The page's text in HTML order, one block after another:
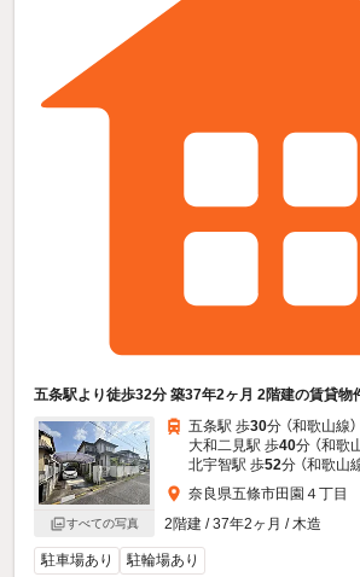
五条駅より徒歩32分 築37年2ヶ月 2階建の賃貸物
すべての写真
五条駅 歩30分 （和歌山線）
大和二見駅 歩40分 （和歌
北宇智駅 歩52分 （和歌山
奈良県五條市田園４丁目
2階建 / 37年2ヶ月 / 木造
駐車場あり 駐輪場あり